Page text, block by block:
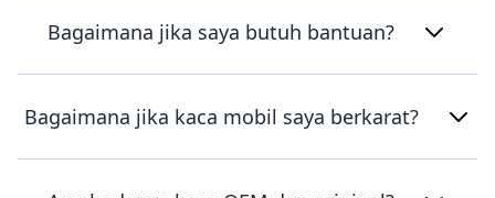
Bagaimana jika saya butuh bantuan?
Bagaimana jika kaca mobil saya berkarat?